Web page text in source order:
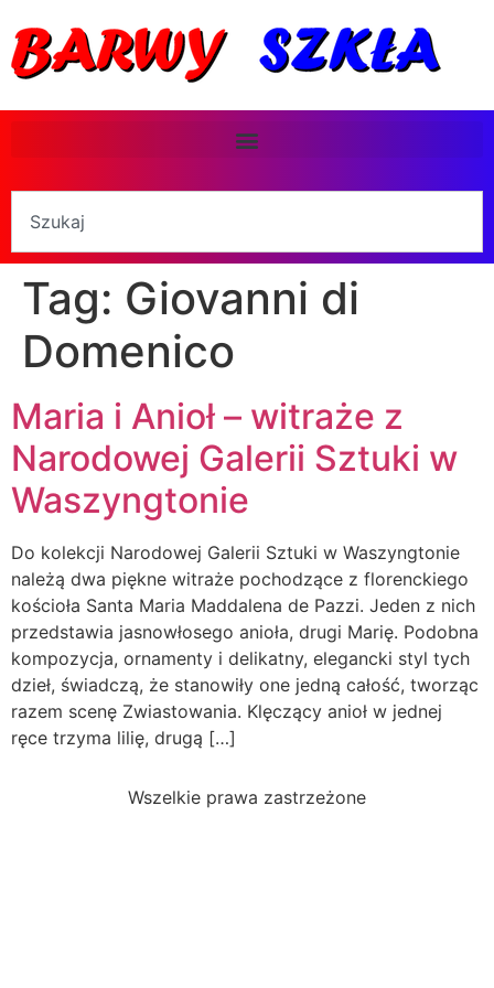
Tag: Giovanni di
Domenico
Maria i Anioł – witraże z
Narodowej Galerii Sztuki w
Waszyngtonie
Do kolekcji Narodowej Galerii Sztuki w Waszyngtonie
należą dwa piękne witraże pochodzące z florenckiego
kościoła Santa Maria Maddalena de Pazzi. Jeden z nich
przedstawia jasnowłosego anioła, drugi Marię. Podobna
kompozycja, ornamenty i delikatny, elegancki styl tych
dzieł, świadczą, że stanowiły one jedną całość, tworząc
razem scenę Zwiastowania. Klęczący anioł w jednej
ręce trzyma lilię, drugą […]
Wszelkie prawa zastrzeżone